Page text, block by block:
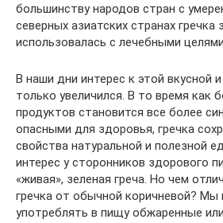
большинству народов стран с
северных азиатских странах гречка
использовалась с лечебными
В наши дни интерес к этой вкусной
только увеличился. В то время как
продуктов становится все более
опасными для здоровья, гречка
свойства натуральной и полезной
интерес у сторонников здорового
«живая», зеленая греча. Но чем
гречка от обычной коричневой? Мы
употреблять в пищу обжаренные